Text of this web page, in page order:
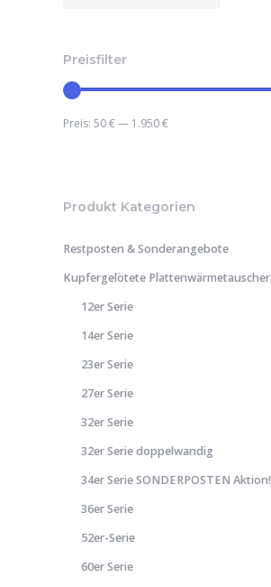
Preisfilter
Preis: 50 €— 1.950 €
Produkt Kategorien
Restposten & Sonderangebote
Kupfergelötete Plattenwärmetauscher
12er Serie
14er Serie
23er Serie
27er Serie
32er Serie
32er Serie doppelwandig
34er Serie SONDERPOSTEN Aktion!
36er Serie
52er-Serie
60er Serie